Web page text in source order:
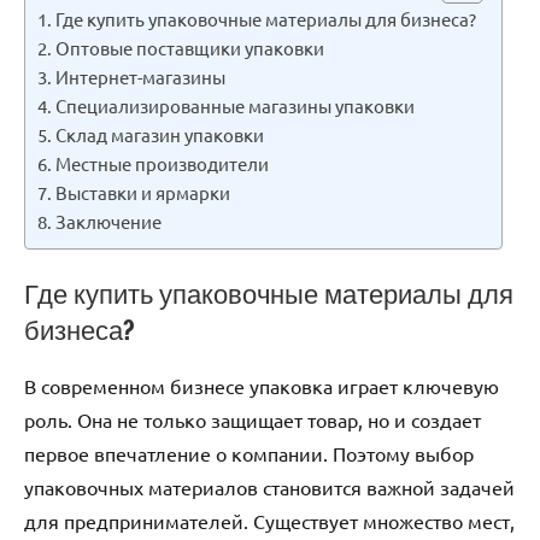
Где купить упаковочные материалы для бизнеса?
Оптовые поставщики упаковки
Интернет-магазины
Специализированные магазины упаковки
Склад магазин упаковки
Местные производители
Выставки и ярмарки
Заключение
Где купить упаковочные материалы для
бизнеса?
В современном бизнесе упаковка играет ключевую
роль. Она не только защищает товар, но и создает
первое впечатление о компании. Поэтому выбор
упаковочных материалов становится важной задачей
для предпринимателей. Существует множество мест,